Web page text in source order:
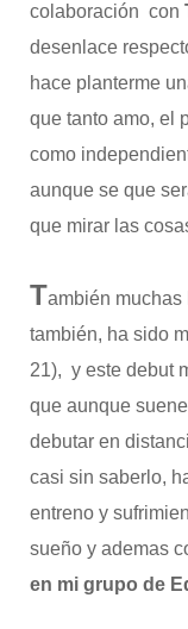
colaboración con
desenlace
hace planterme
que tanto amo, el
como
aunque se que
que mirar las
También muchas
también, ha sido
21), y este debut
que aunque
debutar en
casi sin saberlo,
entreno y
sueño y ademas
en mi grupo de